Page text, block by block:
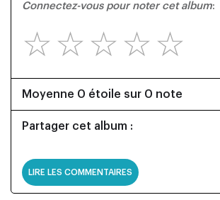
Connectez-vous pour noter cet album:
☆
☆
☆
☆
☆
Moyenne 0 étoile sur 0 note
Partager cet album :
LIRE LES COMMENTAIRES